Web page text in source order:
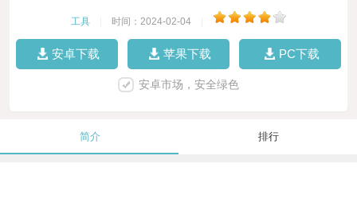
工具 时间：2024-02-04
安卓下载 苹果下载 PC下载
安卓市场，安全绿色
简介 排行